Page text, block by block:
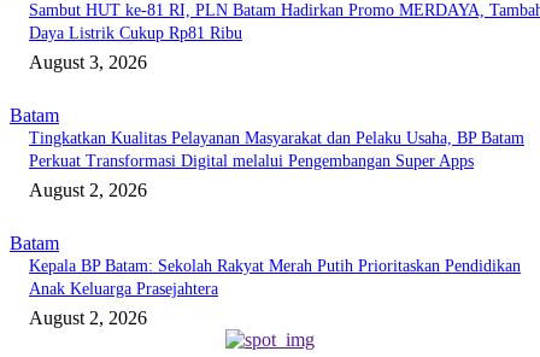
Sambut HUT ke-81 RI, PLN Batam Hadirkan Promo MERDAYA,
Daya Listrik Cukup Rp81 Ribu
August 3, 2026
Batam
Tingkatkan Kualitas Pelayanan Masyarakat dan Pelaku Usaha, BP Batam
Perkuat Transformasi Digital melalui Pengembangan Super Apps
August 2, 2026
Batam
Kepala BP Batam: Sekolah Rakyat Merah Putih Prioritaskan Pendidikan
Anak Keluarga Prasejahtera
August 2, 2026